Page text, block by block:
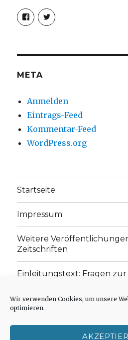
Wir verwenden Cookies, um unsere
optimieren.
Profil
von
christoph.fleischer1
anzeigen
Profil
von
anzeigen
META
Anmelden
Eintrags-Feed
Kommentar-Feed
WordPress.org
Startseite
Impressum
Weitere
Zeitschriften
Einleitungstext: Fragen
„schwachen Glaubens“